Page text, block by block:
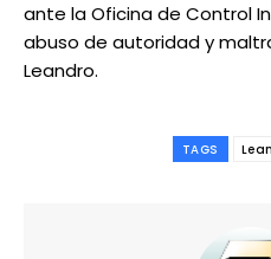
ante la Oficina de Control
abuso de autoridad y
Leandro.
TAGS